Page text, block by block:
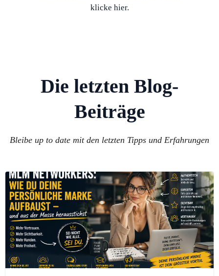
klicke hier.
Die letzten Blog-
Beiträge
Bleibe up to date mit den letzten Tipps und Erfahrungen